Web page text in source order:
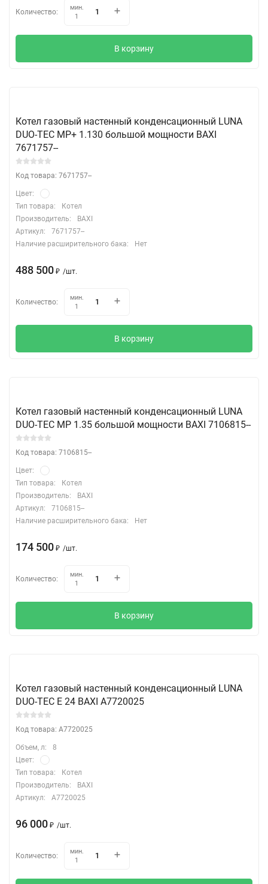
Количество:
мин.
1
В корзину
Котел газовый настенный конденсационный LUNA
DUO-TEC MP+ 1.130 большой мощности BAXI
7671757--
Код товара: 7671757--
Цвет:
Тип товара:
Котел
Производитель:
BAXI
Артикул:
7671757--
Наличие расширительного бака:
Нет
488 500 ₽ /шт.
Количество:
мин.
1
В корзину
Котел газовый настенный конденсационный LUNA
DUO-TEC MP 1.35 большой мощности BAXI 7106815--
Код товара: 7106815--
Цвет:
Тип товара:
Котел
Производитель:
BAXI
Артикул:
7106815--
Наличие расширительного бака:
Нет
174 500 ₽ /шт.
Количество:
мин.
1
В корзину
Котел газовый настенный конденсационный LUNA
DUO-TEC E 24 BAXI A7720025
Код товара: A7720025
Объем, л:
8
Цвет:
Тип товара:
Котел
Производитель:
BAXI
Артикул:
A7720025
96 000 ₽ /шт.
Количество:
мин.
1